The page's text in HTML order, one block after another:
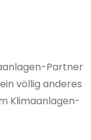
Partner
völlig anderes
Klimaanlagen-